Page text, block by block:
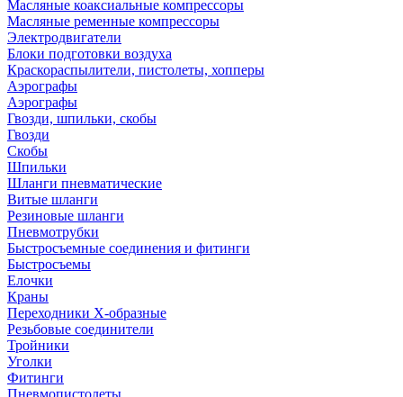
Масляные коаксиальные компрессоры
Масляные ременные компрессоры
Электродвигатели
Блоки подготовки воздуха
Краскораспылители, пистолеты, хопперы
Аэрографы
Аэрографы
Гвозди, шпильки, скобы
Гвозди
Скобы
Шпильки
Шланги пневматические
Витые шланги
Резиновые шланги
Пневмотрубки
Быстросъемные соединения и фитинги
Быстросъемы
Елочки
Краны
Переходники Х-образные
Резьбовые соединители
Тройники
Уголки
Фитинги
Пневмопистолеты